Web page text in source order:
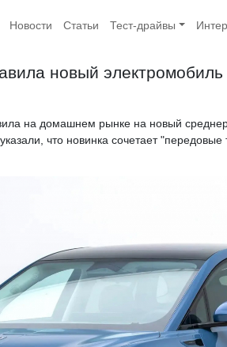
Новости Статьи Тест-драйвы
новый
на домашнем рынке на новый
что новинка сочетает